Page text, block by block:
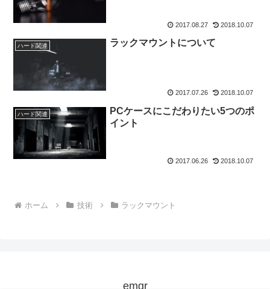
2017.08.27 2018.10.07
ハード関連 ラックマウントについて
2017.07.26 2018.10.07
ハード関連
PCケースにこだわりたい5つのポ
イント
2017.06.26 2018.10.07
ホーム 技術 ラックマウント
emgr